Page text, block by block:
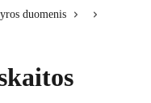
duomenis